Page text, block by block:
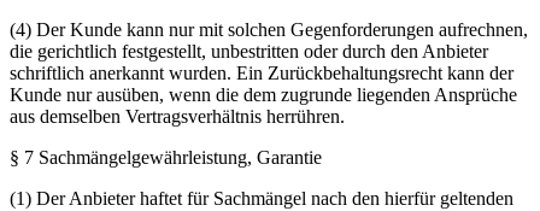
(4) Der Kunde kann nur mit solchen Gegenforderungen aufrechnen,
die gerichtlich festgestellt, unbestritten oder durch den Anbieter
schriftlich anerkannt wurden. Ein Zurückbehaltungsrecht kann der
Kunde nur ausüben, wenn die dem zugrunde liegenden Ansprüche
aus demselben Vertragsverhältnis herrühren.
§ 7 Sachmängelgewährleistung, Garantie
(1) Der Anbieter haftet für Sachmängel nach den hierfür geltenden